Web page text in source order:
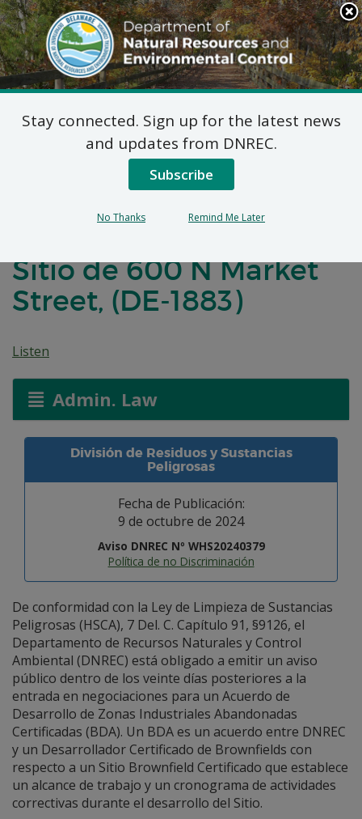
Search
This
Site
DNREC Menu
Notificación de Las
Negociaciones para un
Acuerdo de Desarrollo
Sitio de 600 N Market
Street, (DE-1883)
Listen
Admin. Law
División de Residuos y Sustancias
Peligrosas
Fecha de Publicación:
9 de octubre de 2024
Aviso DNREC Nº WHS20240379
Política de no Discriminación
De conformidad con la Ley de Limpieza de Sustancias
Peligrosas (HSCA), 7 Del. C. Capítulo 91, §9126, el
Departamento de Recursos Naturales y Control
Ambiental (DNREC) está obligado a emitir un aviso
público dentro de los veinte días posteriores a la
entrada en negociaciones para un Acuerdo de
Desarrollo de Zonas Industriales Abandonadas
Certificadas (BDA). Un BDA es un acuerdo entre DNREC
y un Desarrollador Certificado de Brownfields con
respecto a un Sitio Brownfield Certificado que establece
un alcance de trabajo y un cronograma de actividades
correctivas durante el desarrollo del Sitio.
Stay connected. Sign up for the latest news
and updates from DNREC.
Subscribe
No Thanks Remind Me Later